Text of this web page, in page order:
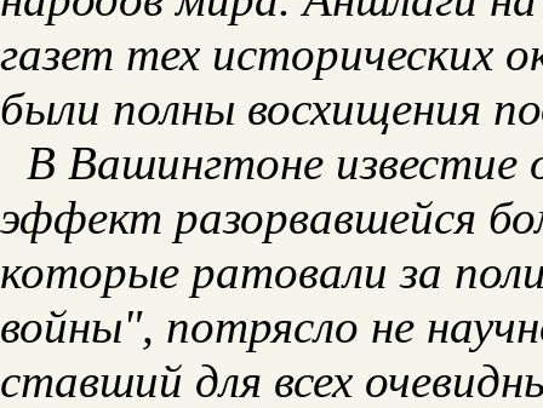
газет тех исторических
были полны восхищения
В Вашингтоне известие
эффект разорвавшейся
которые ратовали за
войны", потрясло не
ставший для всех